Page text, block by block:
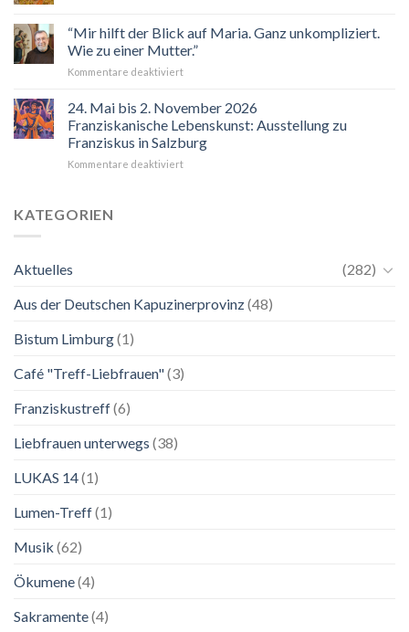
“Mir hilft der Blick auf Maria. Ganz unkompliziert.
Wie zu einer Mutter.”
Kommentare deaktiviertfür
hilft
der
Blick
auf
Maria.
24. Mai bis 2. November 2026
Franziskanische Lebenskunst: Ausstellung zu
Franziskus in Salzburg
Kommentare deaktiviertfür
Ausstellung
KATEGORIEN
Aktuelles
(282)
Aus der Deutschen Kapuzinerprovinz(48)
Bistum Limburg(1)
Café "Treff-Liebfrauen"(3)
Franziskustreff(6)
Liebfrauen unterwegs (38)
LUKAS 14(1)
Lumen-Treff(1)
Musik (62)
Ökumene(4)
Sakramente(4)